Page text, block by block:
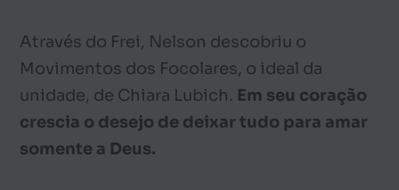
Através do Frei, Nelson descobriu o
Movimentos dos Focolares, o ideal da
unidade, de Chiara Lubich. Em seu coração
crescia o desejo de deixar tudo para amar
somente a Deus.